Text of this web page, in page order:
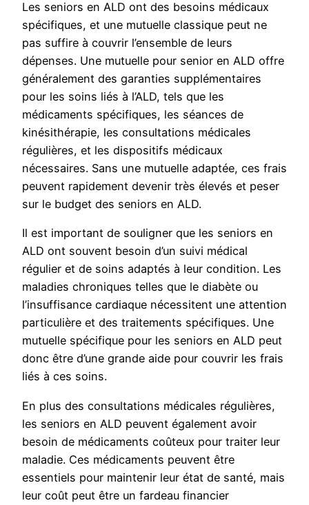
Les seniors en ALD ont des besoins médicaux
spécifiques, et une mutuelle classique peut ne
pas suffire à couvrir l’ensemble de leurs
dépenses. Une mutuelle pour senior en ALD offre
généralement des garanties supplémentaires
pour les soins liés à l’ALD, tels que les
médicaments spécifiques, les séances de
kinésithérapie, les consultations médicales
régulières, et les dispositifs médicaux
nécessaires. Sans une mutuelle adaptée, ces frais
peuvent rapidement devenir très élevés et peser
sur le budget des seniors en ALD.
Il est important de souligner que les seniors en
ALD ont souvent besoin d’un suivi médical
régulier et de soins adaptés à leur condition. Les
maladies chroniques telles que le diabète ou
l’insuffisance cardiaque nécessitent une attention
particulière et des traitements spécifiques. Une
mutuelle spécifique pour les seniors en ALD peut
donc être d’une grande aide pour couvrir les frais
liés à ces soins.
En plus des consultations médicales régulières,
les seniors en ALD peuvent également avoir
besoin de médicaments coûteux pour traiter leur
maladie. Ces médicaments peuvent être
essentiels pour maintenir leur état de santé, mais
leur coût peut être un fardeau financier